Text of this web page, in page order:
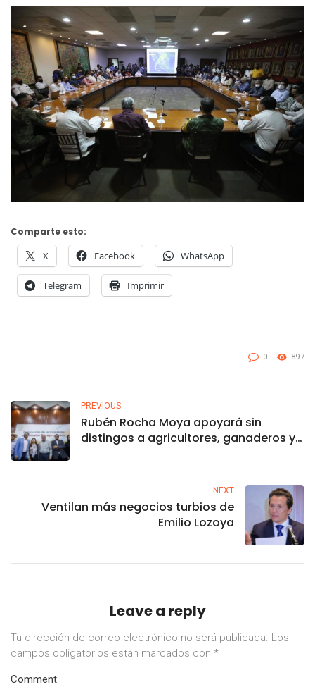
Comparte esto:
X Facebook WhatsApp
Telegram Imprimir
0 897
PREVIOUS
Rubén Rocha Moya apoyará sin
distingos a agricultores, ganaderos y
NEXT
Ventilan más negocios turbios de
Emilio Lozoya
Leave a reply
Tu dirección de correo electrónico no será publicada. Los
campos obligatorios están marcados con *
Comment